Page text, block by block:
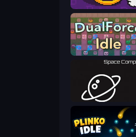
Money Maker
DualForce Idle
Space Company